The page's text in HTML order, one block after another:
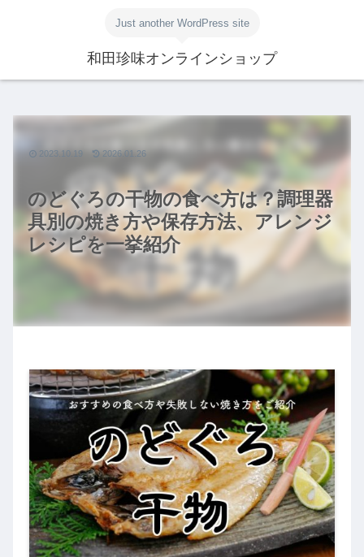
Just another WordPress site
和田珍味オンラインショップ
のどぐろの干物の食べ方は？調理器
具別の焼き方や保存方法、アレンジ
レシピを一挙紹介
2023.10.19 2026.01.26